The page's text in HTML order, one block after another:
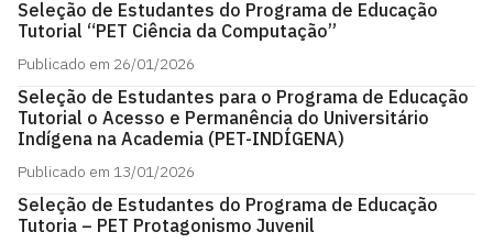
Seleção de Estudantes do Programa de Educação
Tutorial “PET Ciência da Computação”
Publicado em 26/01/2026
Seleção de Estudantes para o Programa de Educação
Tutorial o Acesso e Permanência do Universitário
Indígena na Academia (PET-INDÍGENA)
Publicado em 13/01/2026
Seleção de Estudantes do Programa de Educação
Tutoria – PET Protagonismo Juvenil